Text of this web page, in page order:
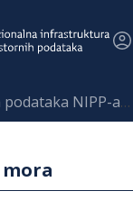
NIPP-a